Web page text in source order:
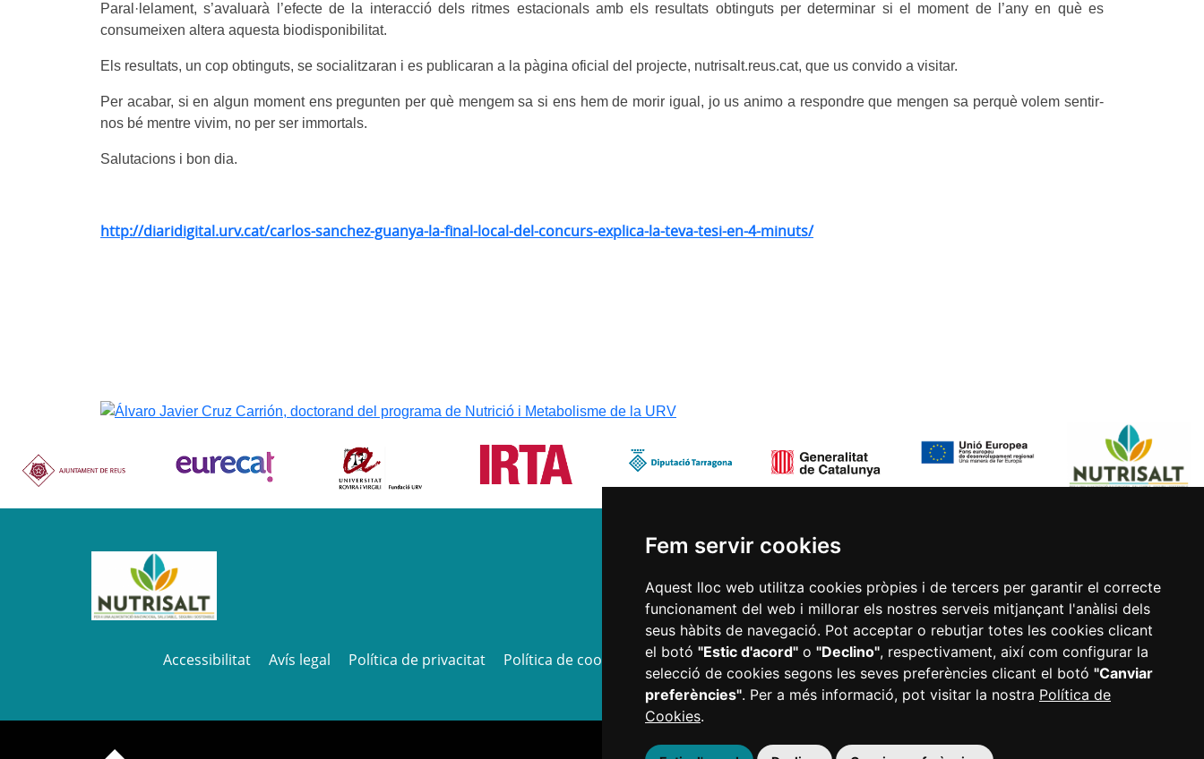
Fem servir cookies
Aquest lloc web utilitza cookies pròpies i de tercers per garantir el correcte
funcionament del web i millorar els nostres serveis mitjançant l'anàlisi dels
seus hàbits de navegació. Pot acceptar o rebutjar totes les cookies clicant
el botó "Estic d'acord" o "Declino", respectivament, així com configurar la
selecció de cookies segons les seves preferències clicant el botó "Canviar
preferències". Per a més informació, pot visitar la nostra Política de
Cookies.
Paral·lelament, s’avaluarà l’efecte de la interacció dels ritmes estacionals amb els resultats obtinguts per determinar si el moment de l’any en què es
consumeixen altera aquesta biodisponibilitat.
Els resultats, un cop obtinguts, se socialitzaran i es publicaran a la pàgina oficial del projecte, nutrisalt.reus.cat, que us convido a visitar.
Per acabar, si en algun moment ens pregunten per què mengem sa si ens hem de morir igual, jo us animo a respondre que mengen sa perquè volem sentir-
nos bé mentre vivim, no per ser immortals.
Salutacions i bon dia.
http://diaridigital.urv.cat/carlos-sanchez-guanya-la-final-local-del-concurs-explica-la-teva-tesi-en-4-minuts/
Accessibilitat Avís legal Política de privacitat Política de cookies Informació Bàsica RGPD Mapa web Configurar cookies